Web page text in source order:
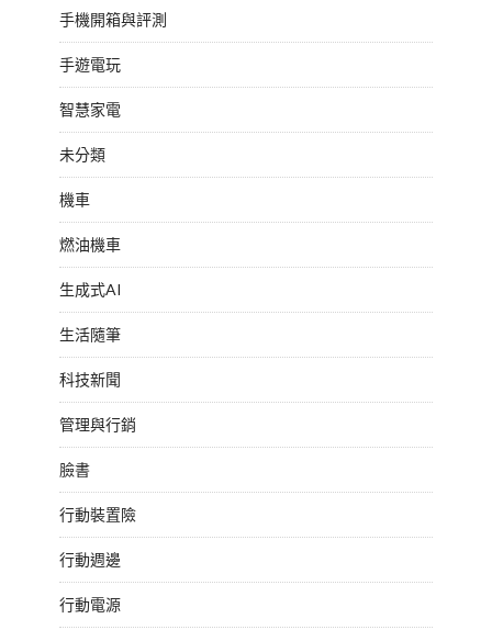
手機開箱與評測
手遊電玩
智慧家電
未分類
機車
燃油機車
生成式AI
生活隨筆
科技新聞
管理與行銷
臉書
行動裝置險
行動週邊
行動電源